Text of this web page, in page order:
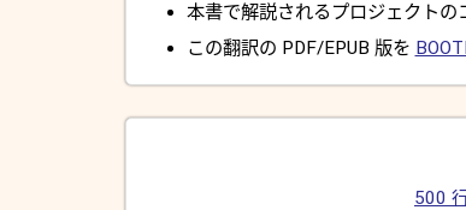
本書で解説されるプロジェクトの
この翻訳の PDF/EPUB 版を
500